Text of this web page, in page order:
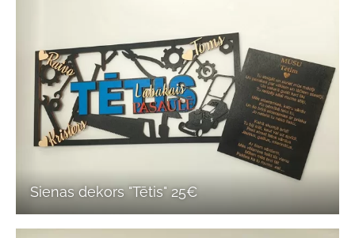
Sienas dekors "Tētis" 25€